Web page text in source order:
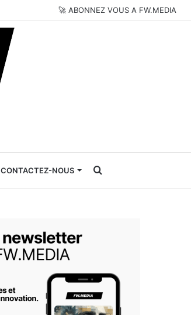
🚀 ABONNEZ VOUS A FW.MEDIA
CONTACTEZ-NOUS Rechercher